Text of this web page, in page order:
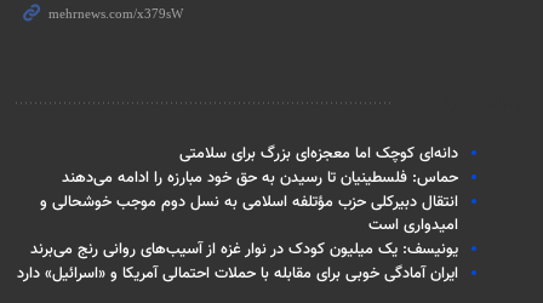
دانه‌ای کوچک اما معجزه‌ای بزرگ برای سلامتی
حماس: فلسطینیان تا رسیدن به حق خود مبارزه را ادامه می‌دهند
انتقال دبیرکلی حزب مؤتلفه اسلامی به نسل دوم موجب خوشحالی و
امیدواری است
یونیسف: یک میلیون کودک در نوار غزه از آسیب‌های روانی رنج می‌برند
ایران آمادگی خوبی برای مقابله با حملات احتمالی آمریکا و «اسرائیل» دارد